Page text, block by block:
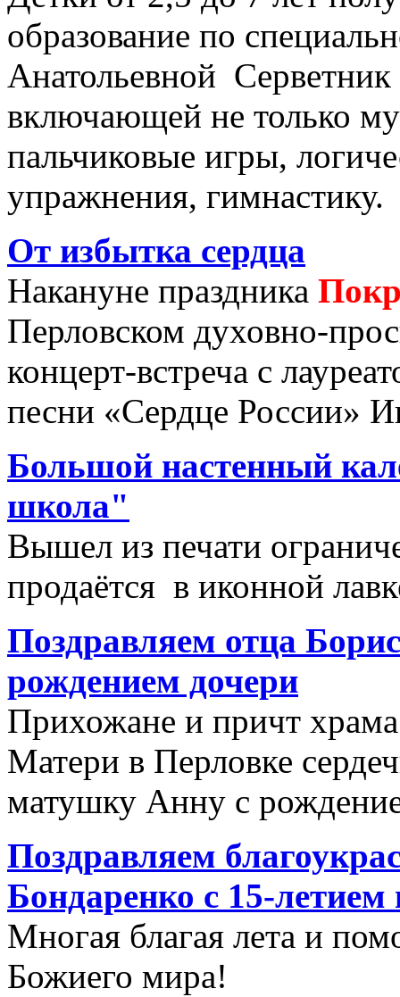
образование по
Анатольевной
включающей не только
пальчиковые игры,
упражнения, гимнастику.
От избытка сердца
Накануне праздника
Перловском духовно-
концерт-встреча с
песни «Сердце России»
Большой настенный
школа"
Вышел из печати
продаётся в иконной
Поздравляем отца
рождением дочери
Прихожане и причт
Матери в Перловке
матушку Анну с
Поздравляем
Бондаренко с 15-
Многая благая лета и
Божиего мира!